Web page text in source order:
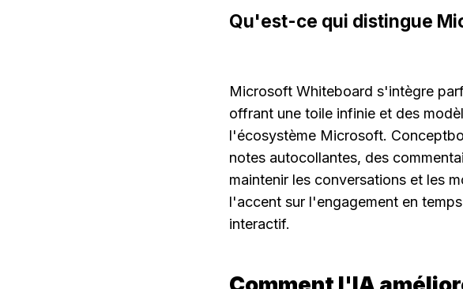
Qu'est-ce qui distingue
Microsoft Whiteboard s'intègre
offrant une toile infinie et des
l'écosystème Microsoft.
notes autocollantes, des
maintenir les conversations et les
l'accent sur l'engagement en
interactif.